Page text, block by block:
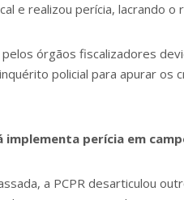
e realizou perícia, lacrando
órgãos fiscalizadores
policial para apurar
implementa perícia em
a PCPR desarticulou